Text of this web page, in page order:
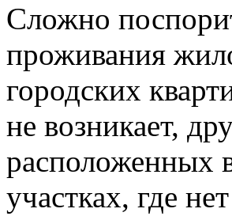
Сложно
проживания
городских
не возникает,
расположенных
участках, где